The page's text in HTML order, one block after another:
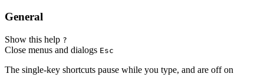
General
Show this help ?
Close menus and dialogs Esc
The single-key shortcuts pause while you type, and are off on